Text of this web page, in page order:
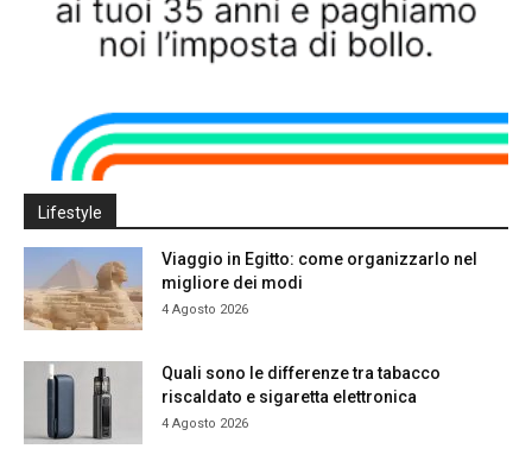
Lifestyle
Viaggio in Egitto: come organizzarlo nel
migliore dei modi
4 Agosto 2026
Quali sono le differenze tra tabacco
riscaldato e sigaretta elettronica
4 Agosto 2026